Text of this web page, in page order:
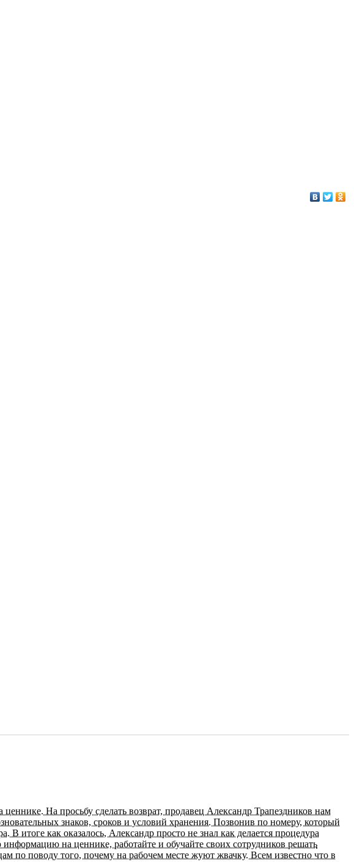
На просьбу сделать возврат, продавец Александр Трапездников нам
знаков, сроков и условий хранения. Позвонив по номеру, который
итоге как оказалось, Александр просто не знал как делается процедура
на ценнике, работайте и обучайте своих сотрудников решать
по поводу того, почему на рабочем месте жуют жвачку. Всем известно что в